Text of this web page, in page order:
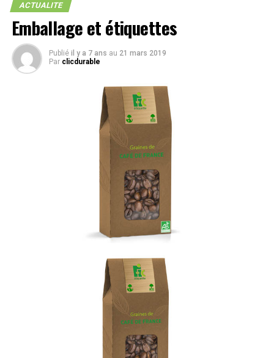
pour évaluer les candidats au gré de leur déclaration et
engagements concrets, jusquau jour de lélection.
Cette notation a été établie à partir des 24 propositions
que l’Alliance estime fondamentales :
1. Lancer immédiatement un plan national pour
lisolation de 400 000 logements anciens par an.
2. Réglementer la consommation dénergie primaire
pour le chauffage à 50kWh/m2/an pour toute
construction neuve dès 2010.
3. Affecter 5 milliards deuros en faveur des transports
en commun urbains.
4. Etablir un moratoire sur la construction dautoroutes.
5. Produire 15% dénergie primaire à partir dénergies
renouvelables en France dici 2012.
6. Suspendre le projet de nouveau réacteur nucléaire
ACTUALITE
Emballage et étiquettes
Publié il y a 7 ans au 21 mars 2019
Par clicdurable